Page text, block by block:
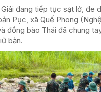
Giải đang tiếp tục sạt lở, đe
Pục, xã Quế Phong
đồng bào Thái đã chung
bản.